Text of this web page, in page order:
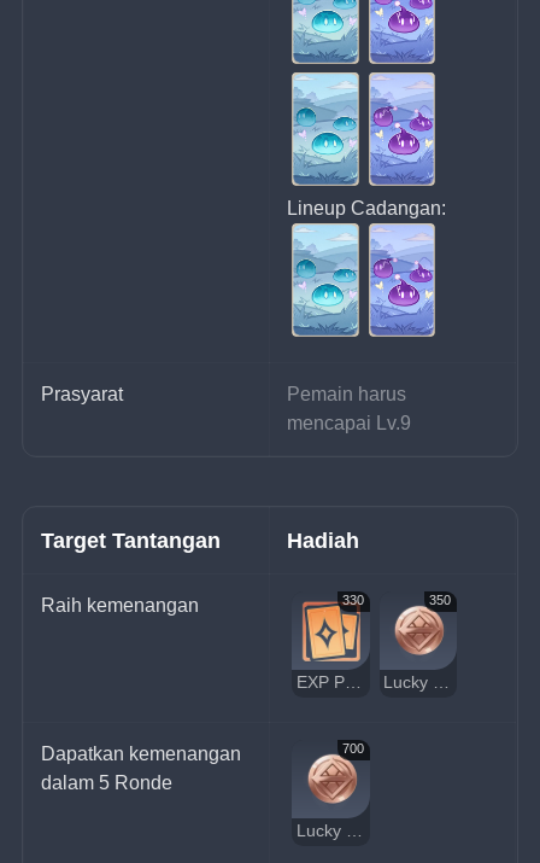
Lineup Cadangan:
Prasyarat
Pemain harus
mencapai Lv.9
Target Tantangan Hadiah
Raih kemenangan 330
EXP Pemain
350
Lucky Coin
Dapatkan kemenangan
dalam 5 Ronde
700
Lucky Coin